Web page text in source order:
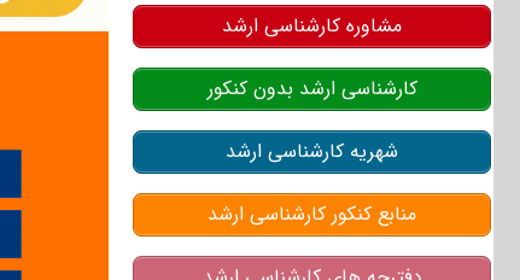
مشاوره کارشناسی ارشد
کارشناسی ارشد بدون کنکور
شهریه کارشناسی ارشد
منابع کنکور کارشناسی ارشد